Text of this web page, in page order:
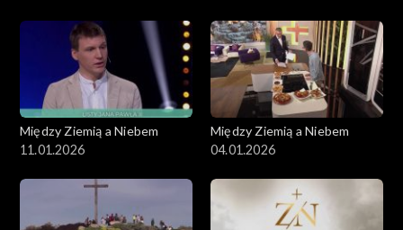
Między Ziemią a Niebem
11.01.2026
Między Ziemią a Niebem
04.01.2026